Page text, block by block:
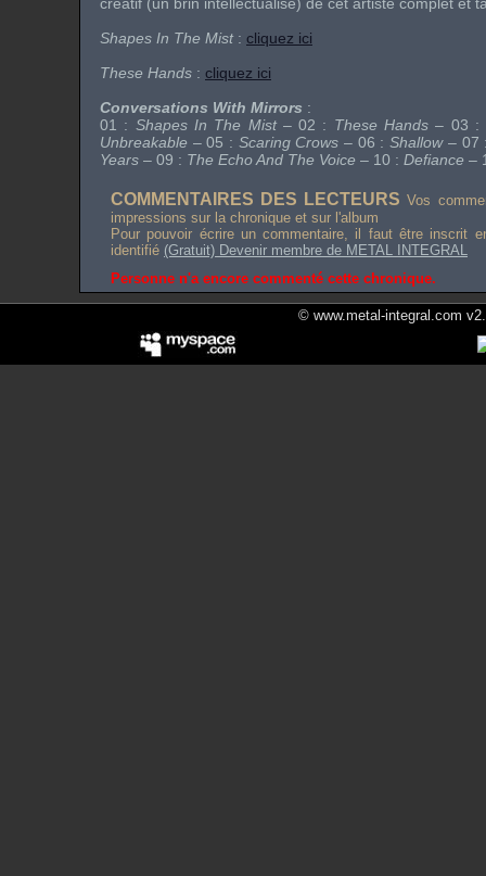
Shapes In The Mist: cliquez ici
These Hands : cliquez ici
Conversations With Mirrors :
01 : Shapes In The Mist– 02 : These Hands – 03 :
Unbreakable – 05 : Scaring Crows – 06 :Shallow –
Years – 09 : The Echo And The Voice – 10 : Defiance –
COMMENTAIRES DES LECTEURS Vos
impressions sur la chronique et sur l'album
Pour pouvoir écrire un commentaire, il faut être inscrit
identifié (Gratuit) Devenir membre de METAL INTEGRAL
Personne n'a encore commenté cette chronique.
© www.metal-integral.com